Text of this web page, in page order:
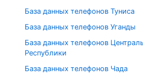
База данных телефонов Туниса
База данных телефонов Уганды
База данных телефонов
Республики
База данных телефонов Чада